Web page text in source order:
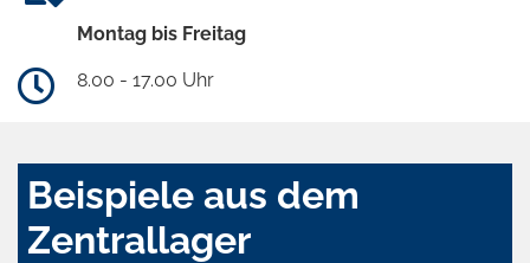
Montag bis Freitag
8.00 - 17.00 Uhr
Beispiele aus dem
Zentrallager